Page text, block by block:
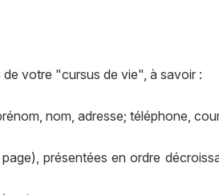
votre "cursus de vie", à savoir :
nom, adresse; téléphone,
présentées en ordre